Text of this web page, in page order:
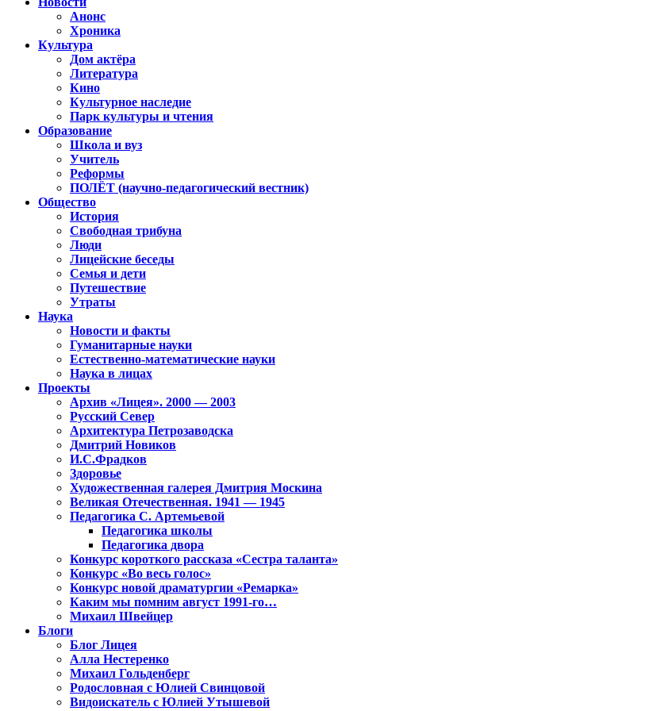
Анонс
Хроника
Культура
Дом актёра
Литература
Кино
Культурное наследие
Парк культуры и чтения
Образование
Школа и вуз
Учитель
Реформы
ПОЛЁТ (научно-педагогический вестник)
Общество
История
Свободная трибуна
Люди
Лицейские беседы
Семья и дети
Путешествие
Утраты
Наука
Новости и факты
Гуманитарные науки
Естественно-математические науки
Наука в лицах
Проекты
Архив «Лицея». 2000 — 2003
Русский Север
Архитектура Петрозаводска
Дмитрий Новиков
И.С.Фрадков
Здоровье
Художественная галерея Дмитрия Москина
Великая Отечественная. 1941 — 1945
Педагогика С. Артемьевой
Педагогика школы
Педагогика двора
Конкурс короткого рассказа «Сестра таланта»
Конкурс «Во весь голос»
Конкурс новой драматургии «Ремарка»
Каким мы помним август 1991-го…
Михаил Швейцер
Блоги
Блог Лицея
Алла Нестеренко
Михаил Гольденберг
Родословная с Юлией Свинцовой
Видоискатель с Юлией Утышевой